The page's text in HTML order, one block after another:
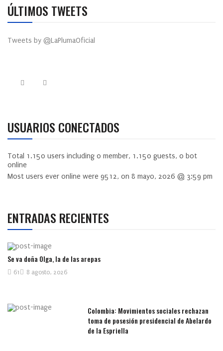
ÚLTIMOS TWEETS
Tweets by @LaPlumaOficial
USUARIOS CONECTADOS
Total 1.150 users including 0 member, 1.150 guests, 0 bot
online
Most users ever online were 9512, on 8 mayo, 2026 @ 3:59 pm
ENTRADAS RECIENTES
Se va doña Olga, la de las arepas
8 agosto, 2026
61
Colombia: Movimientos sociales rechazan
toma de posesión presidencial de Abelardo
de la Espriella